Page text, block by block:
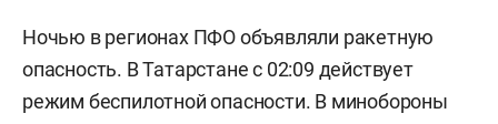
Ночью в регионах ПФО объявляли ракетную
опасность. В Татарстане с 02:09 действует
режим беспилотной опасности. В минобороны